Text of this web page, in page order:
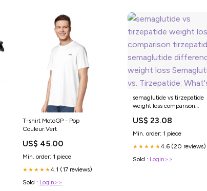
T-shirt MotoGP - Pop
Couleur:Vert
US$ 45.00
Min. order: 1 piece
★★★★★4.1 (17 reviews)
Sold : Login>>
semaglutide vs tirzepatide
weight loss comparison
differences weight loss
Semaglutide vs. Tirzepatide:
US$ 23.08
Min. order: 1 piece
★★★★★4.6 (20 reviews)
Sold : Login>>